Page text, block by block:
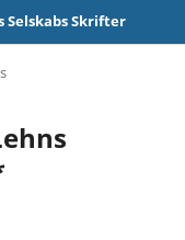
Selskabs Skrifter